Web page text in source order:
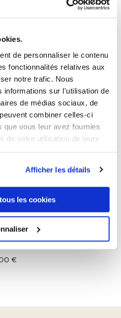
de personnaliser le contenu
fonctionnalités relatives aux
notre trafic. Nous
informations sur l'utilisation de
de médias sociaux, de
combiner celles-ci
que vous leur avez fournies
de votre utilisation de leurs
Afficher les détails
les cookies
Size Frauen
€